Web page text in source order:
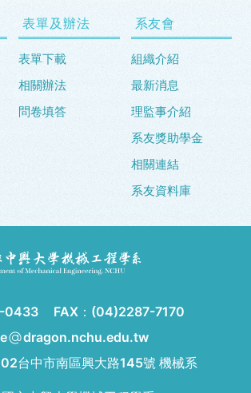
表單及辦法
表單下載
相關辦法
問卷填答
系友會
組織介紹
最新消息
理監事介紹
系友獎助學金
相關連結
系友資料庫
0433 FAX： (04)2287-7170
dragon.nchu.edu.tw
台中市南區興大路145號 機械系